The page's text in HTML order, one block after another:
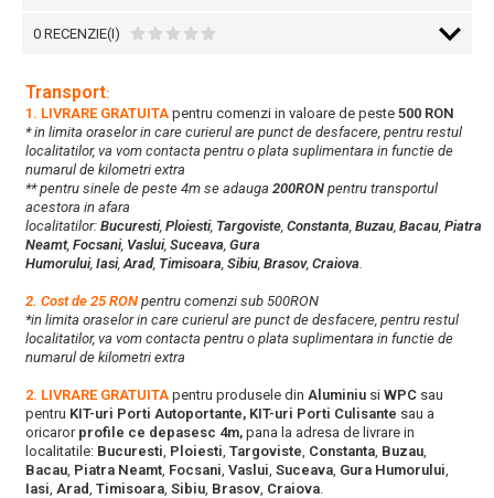
0 RECENZIE(I)
Transport:
1. LIVRARE GRATUITA pentru comenzi in valoare de peste 500 RON
* in limita oraselor in care curierul are punct de desfacere, pentru restul
localitatilor, va vom contacta pentru o plata suplimentara in functie de
numarul de kilometri extra
** pentru sinele de peste 4m se adauga 200RON pentru transportul
acestora in afara
localitatilor: Bucuresti, Ploiesti, Targoviste, Constanta, Buzau, Bacau, Piatra
Neamt, Focsani, Vaslui, Suceava, Gura
Humorului, Iasi,Arad, Timisoara, Sibiu, Brasov, Craiova.
2. Cost de 25 RON pentru comenzi sub 500RON
*in limita oraselor in care curierul are punct de desfacere, pentru restul
localitatilor, va vom contacta pentru o plata suplimentara in functie de
numarul de kilometri extra
2. LIVRARE GRATUITA pentru produsele din Aluminiu si WPC sau
pentru KIT-uri Porti Autoportante, KIT-uri Porti Culisante sau a
oricarorprofile ce depasesc 4m, pana la adresa de livrare in
localitatile: Bucuresti, Ploiesti, Targoviste, Constanta, Buzau,
Bacau, Piatra Neamt, Focsani, Vaslui, Suceava, Gura Humorului,
Iasi, Arad, Timisoara, Sibiu, Brasov, Craiova.